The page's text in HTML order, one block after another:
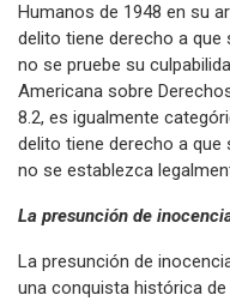
Humanos de 1948 en su
delito tiene derecho a
no se pruebe su
Americana sobre
8.2, es igualmente
delito tiene derecho a
no se establezca
La presunción de
La presunción de
una conquista histórica de